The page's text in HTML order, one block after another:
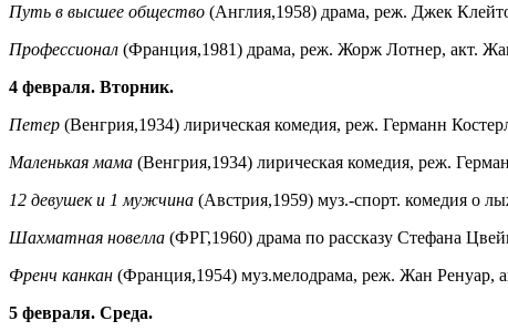
Путь в высшее общество (Англия,1958) драма, реж. Джек
Профессионал (Франция,1981) драма, реж. Жорж Лотнер, акт.
4 февраля. Вторник.
Петер (Венгрия,1934) лирическая комедия, реж. Германн
Маленькая мама (Венгрия,1934) лирическая комедия, реж.
12 девушек и 1 мужчина (Австрия,1959) муз.-спорт. комедия о
Шахматная новелла (ФРГ,1960) драма по рассказу Стефана
Френч канкан (Франция,1954) муз.мелодрама, реж. Жан
5 февраля. Среда.